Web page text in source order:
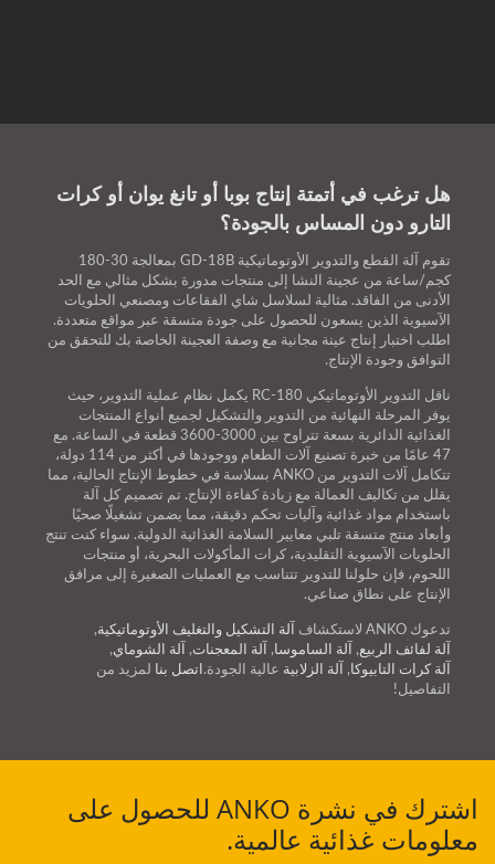
هل ترغب في أتمتة إنتاج بوبا أو تانغ يوان أو كرات
التارو دون المساس بالجودة؟
تقوم آلة القطع والتدوير الأوتوماتيكية GD-18B بمعالجة 30-180
كجم/ساعة من عجينة النشا إلى منتجات مدورة بشكل مثالي مع الحد
الأدنى من الفاقد. مثالية لسلاسل شاي الفقاعات ومصنعي الحلويات
الآسيوية الذين يسعون للحصول على جودة متسقة عبر مواقع متعددة.
اطلب اختبار إنتاج عينة مجانية مع وصفة العجينة الخاصة بك للتحقق من
التوافق وجودة الإنتاج.
ناقل التدوير الأوتوماتيكي RC-180 يكمل نظام عملية التدوير، حيث
يوفر المرحلة النهائية من التدوير والتشكيل لجميع أنواع المنتجات
الغذائية الدائرية بسعة تتراوح بين 3000-3600 قطعة في الساعة. مع
47 عامًا من خبرة تصنيع آلات الطعام ووجودها في أكثر من 114 دولة،
تتكامل آلات التدوير من ANKO بسلاسة في خطوط الإنتاج الحالية، مما
يقلل من تكاليف العمالة مع زيادة كفاءة الإنتاج. تم تصميم كل آلة
باستخدام مواد غذائية وآليات تحكم دقيقة، مما يضمن تشغيلًا صحيًا
وأبعاد منتج متسقة تلبي معايير السلامة الغذائية الدولية. سواء كنت تنتج
الحلويات الآسيوية التقليدية، كرات المأكولات البحرية، أو منتجات
اللحوم، فإن حلولنا للتدوير تتناسب مع العمليات الصغيرة إلى مرافق
الإنتاج على نطاق صناعي.
تدعوك ANKO لاستكشاف آلة التشكيل والتغليف الأوتوماتيكية,
آلة لفائف الربيع, آلة الساموسا, آلة المعجنات, آلة الشوماي,
آلة كرات التابيوكا, آلة الزلابية عالية الجودة. اتصل بنا لمزيد من
التفاصيل!
اشترك في نشرة ANKO للحصول على
معلومات غذائية عالمية.